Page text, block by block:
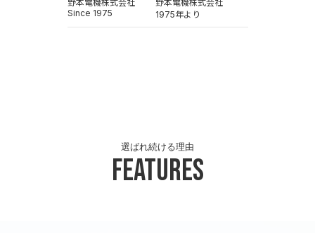
野本電機株式会社
Since 1975
野本電機株式会社
1975年より
Features
選ばれ続ける理由